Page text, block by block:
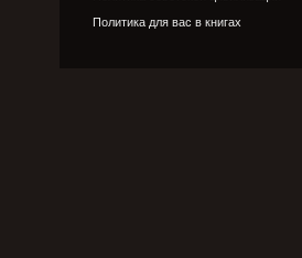
Политика для вас в книгах